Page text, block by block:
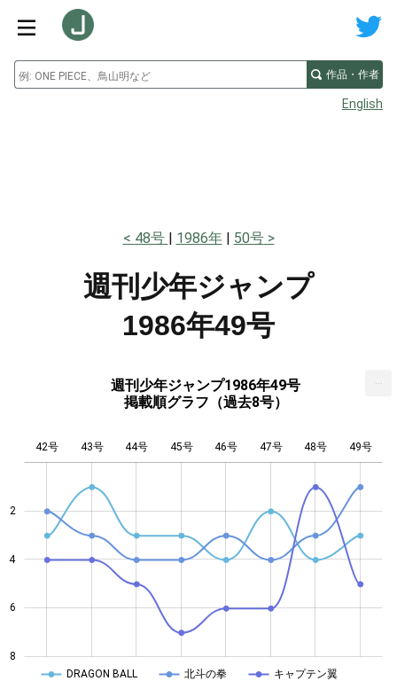
作品・作者
English
48号 1986年 50号
週刊少年ジャンプ
1986年49号
週刊少年ジャンプ1986年49号
掲載順グラフ（過去8号）
4
2
4
6
8
42号 43号 44号 45号 46号 47号 48号 49号
DRAGON BALL 北斗の拳 キャプテン翼